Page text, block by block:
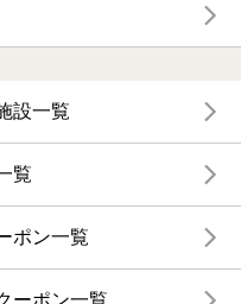
設一覧
覧
ポン一覧
ーポン一覧